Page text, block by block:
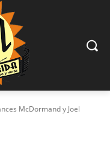
McDormand y Joel